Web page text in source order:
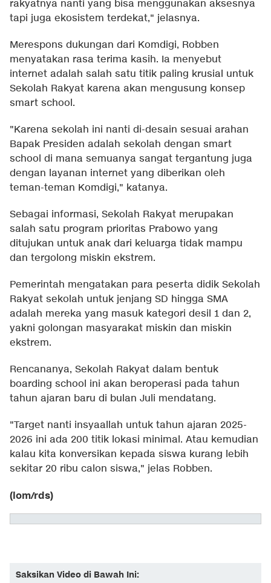
rakyatnya nanti yang bisa menggunakan aksesnya
tapi juga ekosistem terdekat," jelasnya.
Merespons dukungan dari Komdigi, Robben
menyatakan rasa terima kasih. Ia menyebut
internet adalah salah satu titik paling krusial untuk
Sekolah Rakyat karena akan mengusung konsep
smart school.
"Karena sekolah ini nanti di-desain sesuai arahan
Bapak Presiden adalah sekolah dengan smart
school di mana semuanya sangat tergantung juga
dengan layanan internet yang diberikan oleh
teman-teman Komdigi," katanya.
Sebagai informasi, Sekolah Rakyat merupakan
salah satu program prioritas Prabowo yang
ditujukan untuk anak dari keluarga tidak mampu
dan tergolong miskin ekstrem.
Pemerintah mengatakan para peserta didik Sekolah
Rakyat sekolah untuk jenjang SD hingga SMA
adalah mereka yang masuk kategori desil 1 dan 2,
yakni golongan masyarakat miskin dan miskin
ekstrem.
Rencananya, Sekolah Rakyat dalam bentuk
boarding school ini akan beroperasi pada tahun
tahun ajaran baru di bulan Juli mendatang.
"Target nanti insyaallah untuk tahun ajaran 2025-
2026 ini ada 200 titik lokasi minimal. Atau kemudian
kalau kita konversikan kepada siswa kurang lebih
sekitar 20 ribu calon siswa," jelas Robben.
(lom/rds)
Saksikan Video di Bawah Ini: